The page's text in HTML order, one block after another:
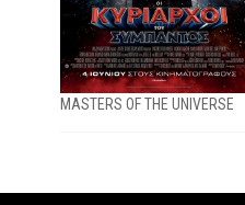
ΜΑSTERS OF THE UNIVERSE